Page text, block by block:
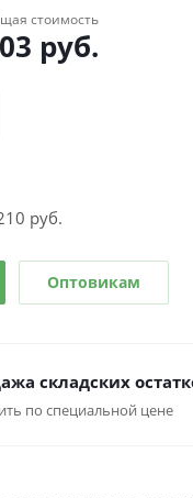
стоимость
руб.
руб.
Оптовикам
складских
по специальной цене